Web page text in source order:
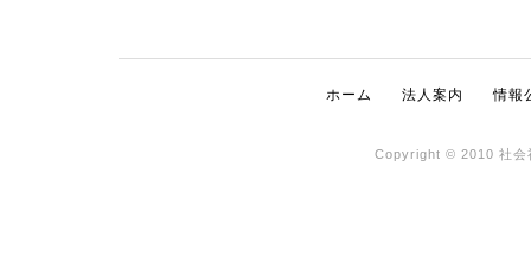
ホーム 法人案内 情報
Copyright © 2010 社